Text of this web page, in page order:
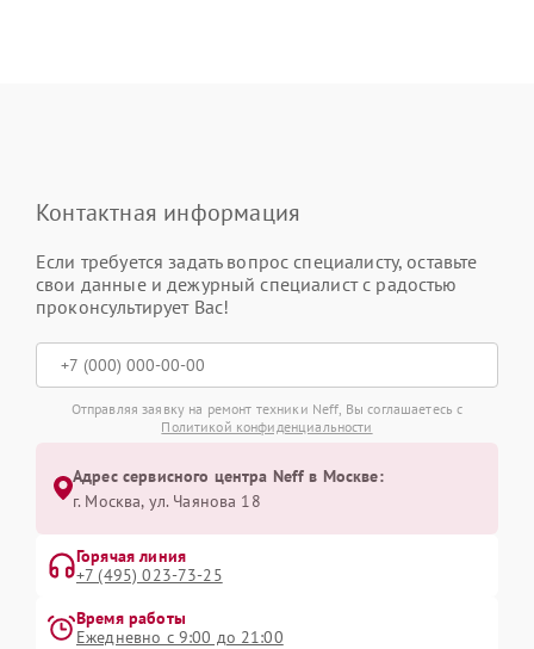
Контактная информация
Если требуется задать вопрос специалисту, оставьте
свои данные и дежурный специалист с радостью
проконсультирует Вас!
Отправляя заявку на ремонт техники Neff, Вы соглашаетесь с
Политикой конфиденциальности
Адрес сервисного центра Neff в Москве:
г. Москва, ул. Чаянова 18
Горячая линия
+7 (495) 023-73-25
Время работы
Ежедневно с 9:00 до 21:00